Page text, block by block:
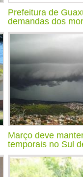
Prefeitura de
demandas dos
Março deve
temporais no Sul